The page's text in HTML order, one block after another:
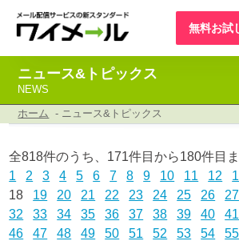
無料お試
ニュース&トピックス
NEWS
ホーム - ニュース&トピックス
全818件のうち、171件目から180件目
1
2 3 4 5 6 7 8 9 10 11 12
18 19 20 21 22 23 24 25 26 27
32
33 34 35 36 37 38 39 40 41
46
47 48 49 50 51 52 53 54 55